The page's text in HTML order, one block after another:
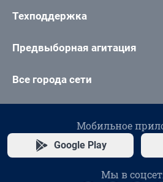
Техподдержка
Предвыборная агитация
Все города сети
Мобильное
Google Play
Мы в